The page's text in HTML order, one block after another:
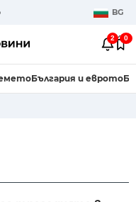
BG
2 0
България и еврото